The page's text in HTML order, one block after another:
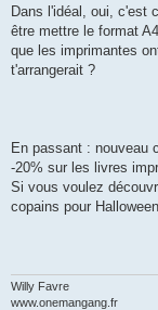
s
a
g
Dans l'idéal, oui, c'est
être mettre le format
que les imprimantes
t'arrangerait ?
En passant : nouveau
-20% sur les livres
Si vous voulez
copains pour
Willy Favre
www.onemangang.fr